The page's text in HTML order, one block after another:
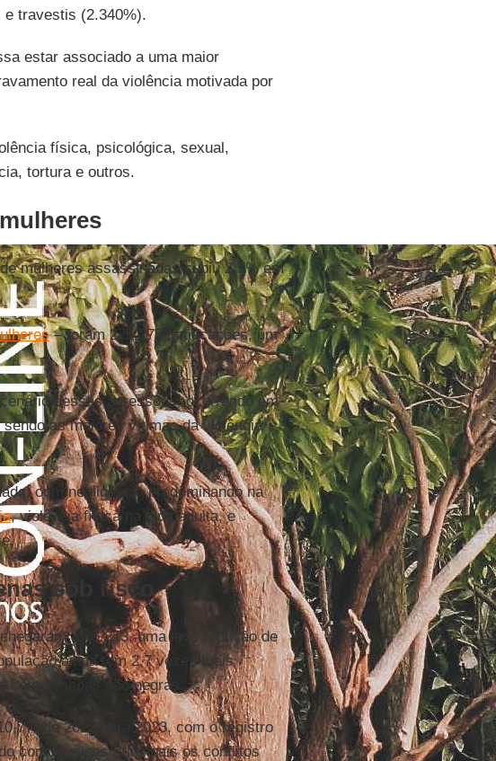
e travestis (2.340%).
estar associado a uma maior
real da violência motivada por
física, psicológica, sexual,
tortura e outros.
mulheres assassinadas subiu 2,5% em
– foram 275.275 notificações, um
dessas agressões, ocorrendo em
as maiores vítimas da violência
com negligência predominando na
, violência física na vida adulta, e
sob risco
a 35.213, uma leve redução de
ainda tem 2,7 vezes mais
pessoas não negras.
de 2022 para 2023, com o registro
como causas principais os conflitos